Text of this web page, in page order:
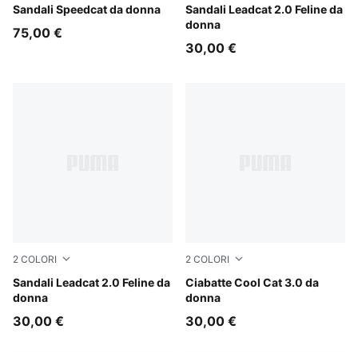
Sandali Speedcat da donna
PUMA Black-PUMA White
75,00 €
Sandali Leadcat 2.0 Feline da
donna
PUMA Black-Slate Sky-
30,00 €
2 COLORI
Sandali Leadcat 2.0 Feline da
donna
Soft Taupe-Chocolate Fondue
30,00 €
2 COLORI
Ciabatte Cool Cat 3.0 da
donna
Mauve Mist-Gold
30,00 €